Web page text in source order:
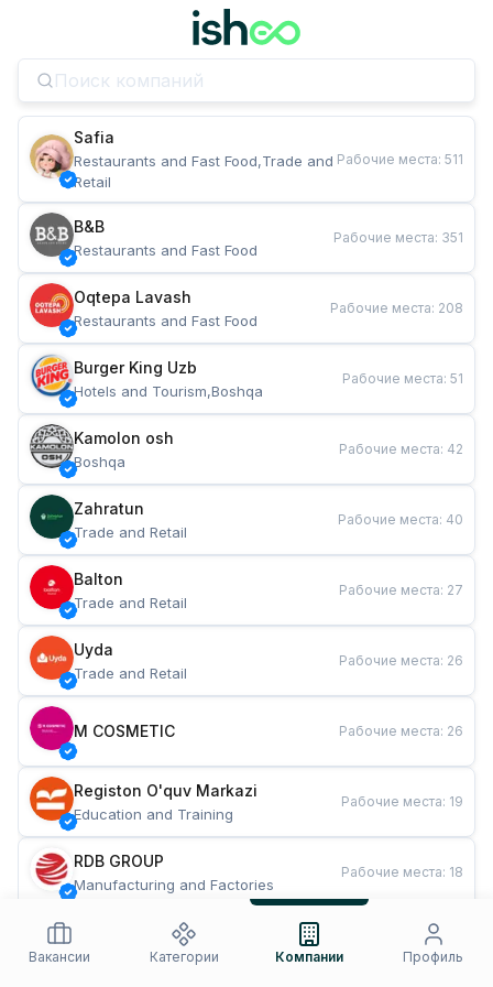
Safia
Restaurants and Fast Food,Trade and
Retail
Рабочие места: 511
B&B
Restaurants and Fast Food
Рабочие места: 351
Oqtepa Lavash
Restaurants and Fast Food
Рабочие места: 208
Burger King Uzb
Hotels and Tourism,Boshqa
Рабочие места: 51
Kamolon osh
Boshqa
Рабочие места: 42
Zahratun
Trade and Retail
Рабочие места: 40
Balton
Trade and Retail
Рабочие места: 27
Uyda
Trade and Retail
Рабочие места: 26
M COSMETIC Рабочие места: 26
Registon O'quv Markazi
Education and Training
Рабочие места: 19
RDB GROUP
Manufacturing and Factories
Рабочие места: 18
Restaurants and Fast Food
Рабочие места
Вакансии
Категории Компании Профиль